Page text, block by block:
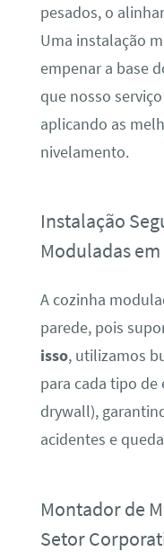
pesados, o
Uma instalação
empenar a base
que nosso
aplicando as
nivelamento.
Instalação
Moduladas em
A cozinha
parede, pois
isso, utilizamos
para cada tipo
drywall),
acidentes e
Montador de
Setor